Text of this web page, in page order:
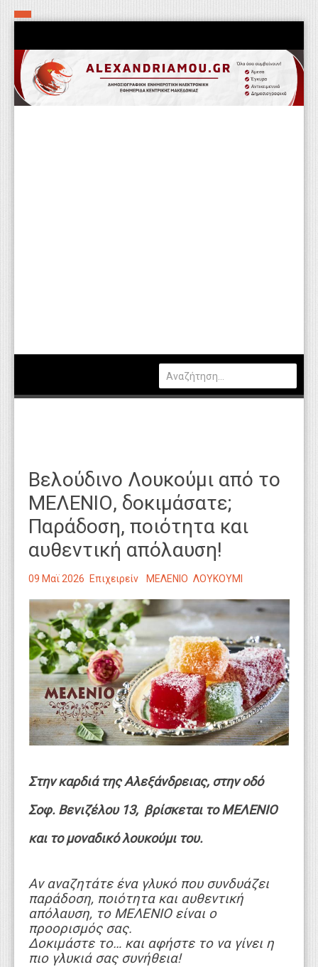
Βελούδινο Λουκούμι από το
ΜΕΛΕΝΙΟ, δοκιμάσατε;
Παράδοση, ποιότητα και
αυθεντική απόλαυση!
09 Μαϊ 2026 Επιχειρείν ΜΕΛΕΝΙΟ ΛΟΥΚΟΥΜΙ
Στην καρδιά της Αλεξάνδρειας, στην οδό
Σοφ. Βενιζέλου 13, βρίσκεται το ΜΕΛΕΝΙΟ
και το μοναδικό λουκούμι του.
Αν αναζητάτε ένα γλυκό που συνδυάζει
παράδοση, ποιότητα και αυθεντική
απόλαυση, το ΜΕΛΕΝΙΟ είναι ο
προορισμός σας.
Δοκιμάστε το… και αφήστε το να γίνει η
πιο γλυκιά σας συνήθεια!
Αρχική
Τα εν δήμω εν οίκω
Πολιτιστικά-Εκκλησιαστικά
Καιρός
Τεχνολογία
Εκπαίδευση
Υγεία
Κυτίο Παραπόνων Πολιτών
WEBTV